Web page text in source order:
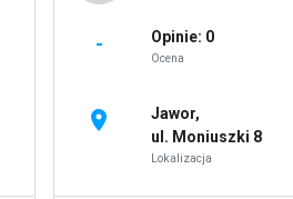
- Opinie: 0
Ocena
location_on
Jawor,
ul. Moniuszki 8
Lokalizacja